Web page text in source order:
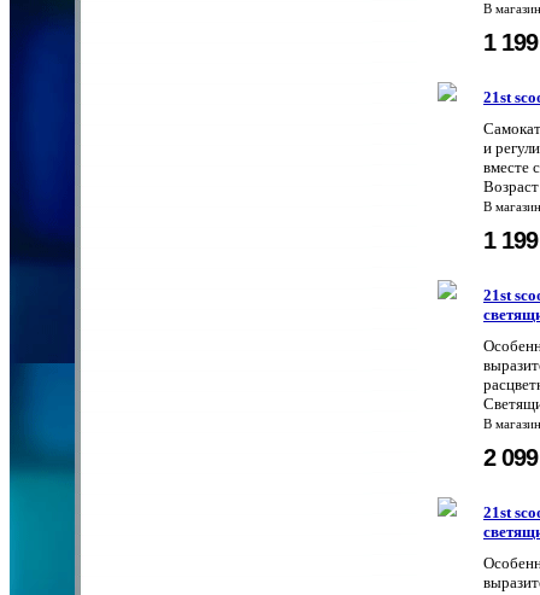
В
1
21st
и
вместе
В
1
21st
В
2
21st